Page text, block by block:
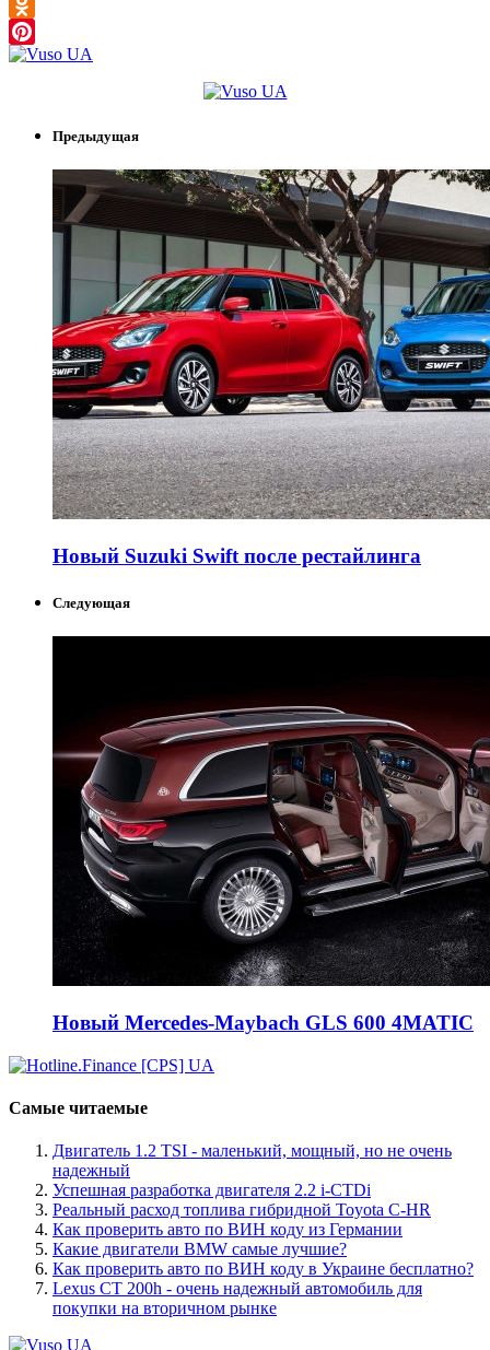
VK
Odnoklassniki
Pinterest
Предыдущая
Новый Suzuki Swift после рестайлинга
Следующая
Новый Mercedes-Maybach GLS 600 4MATIC
Самые читаемые
Двигатель 1.2 TSI - маленький, мощный, но не очень
надежный
Успешная разработка двигателя 2.2 i-CTDi
Реальный расход топлива гибридной Toyota C-HR
Как проверить авто по ВИН коду из Германии
Какие двигатели BMW самые лучшие?
Как проверить авто по ВИН коду в Украине бесплатно?
Lexus CT 200h - очень надежный автомобиль для
покупки на вторичном рынке